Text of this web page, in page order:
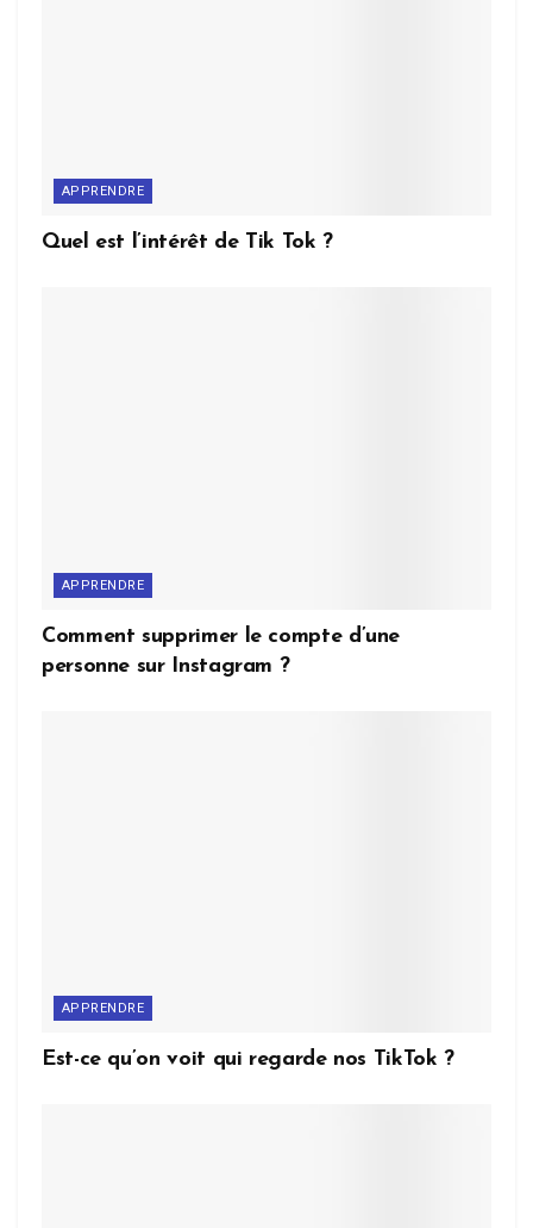
APPRENDRE
Quel est l’intérêt de Tik Tok ?
APPRENDRE
Comment supprimer le compte d’une
personne sur Instagram ?
APPRENDRE
Est-ce qu’on voit qui regarde nos TikTok ?